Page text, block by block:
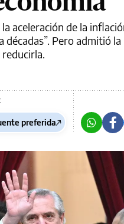
aceleración de la
décadas”. Pero admitió
preferida